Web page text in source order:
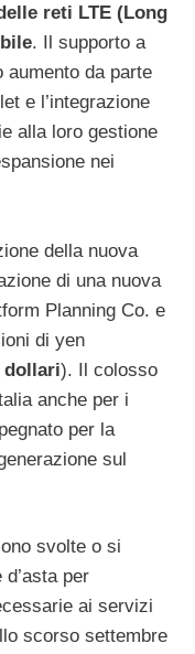
reti LTE (Long
. Il supporto a
aumento da parte
e l’integrazione
alla loro gestione
nei
della nuova
di una nuova
Planning Co. e
di yen
dollari). Il colosso
anche per i
per la
sul
svolte o si
per
ai servizi
scorso settembre